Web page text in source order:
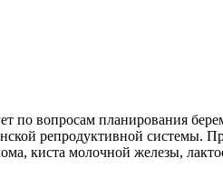
по вопросам планирования
репродуктивной системы.
киста молочной железы,